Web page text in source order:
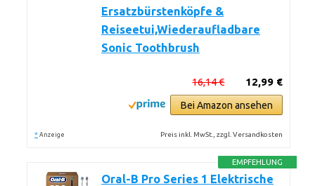
Ersatzbürstenköpfe &
Reiseetui,Wiederaufladbare
Sonic Toothbrush
12,99 €
16,14 €
Bei Amazon ansehen
* Anzeige Preis inkl. MwSt., zzgl. Versandkosten
EMPFEHLUNG
Oral-B Pro Series 1 Elektrische